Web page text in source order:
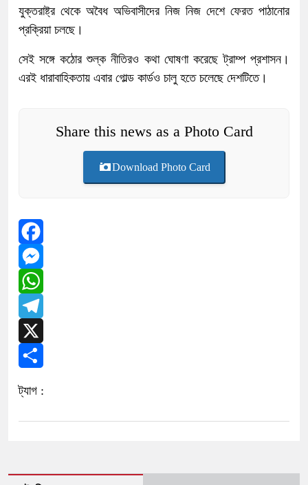
যুক্তরাষ্ট্র থেকে অবৈধ অভিবাসীদের নিজ নিজ দেশে ফেরত পাঠানোর
প্রক্রিয়া চলছে।
সেই সঙ্গে কঠোর শুল্ক নীতিরও কথা ঘোষণা করেছে ট্রাম্প প্রশাসন।
এরই ধারাবাহিকতায় এবার গোল্ড কার্ডও চালু হতে চলেছে দেশটিতে।
Share this news as a Photo Card
Download Photo Card
Facebook
Messenger
WhatsApp
Telegram
X
ট্যাগ :